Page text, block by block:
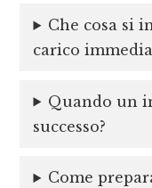
Che cosa si
carico
Quando un
successo?
Come